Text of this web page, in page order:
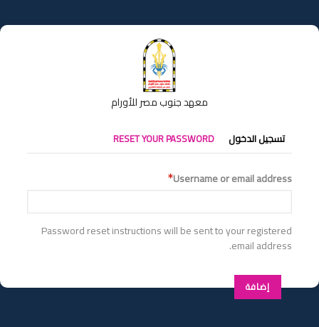
إلى
المحتوى
معهد جنوب مصر للأورام
التبويبات
الأساسية
تسجيل الدخول RESET YOUR PASSWORD
Username or email address
Password reset instructions will be sent to your registered
email address.